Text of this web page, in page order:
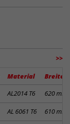
>>
Material
Breite
AL2014 T6 620 mm
AL 6061 T6 610 mm